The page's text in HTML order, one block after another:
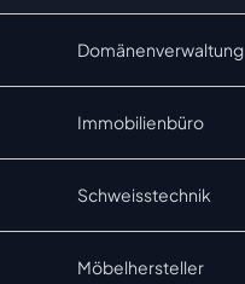
Domänenverwaltung
Immobilienbüro
Schweisstechnik
Möbelhersteller